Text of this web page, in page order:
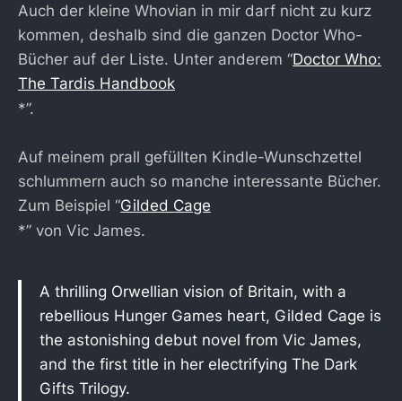
Auch der kleine Whovian in mir darf nicht zu kurz
kommen, deshalb sind die ganzen Doctor Who-
Bücher auf der Liste. Unter anderem “Doctor Who:
The Tardis Handbook
*”.
Auf meinem prall gefüllten Kindle-Wunschzettel
schlummern auch so manche interessante Bücher.
Zum Beispiel “Gilded Cage
*” von Vic James.
A thrilling Orwellian vision of Britain, with a
rebellious Hunger Games heart, Gilded Cage is
the astonishing debut novel from Vic James,
and the first title in her electrifying The Dark
Gifts Trilogy.